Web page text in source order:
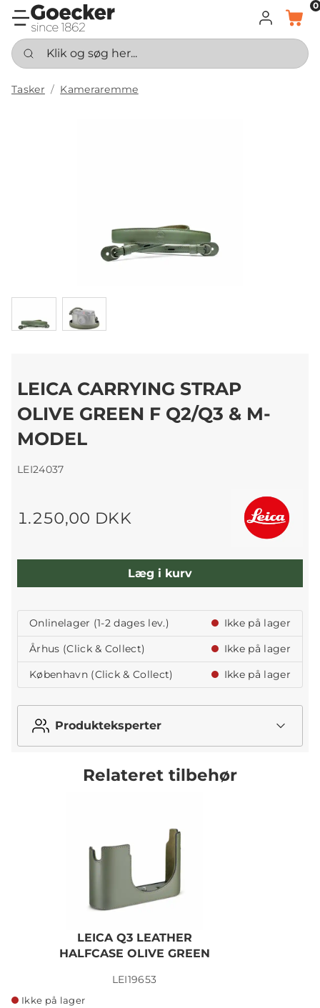
LOG INDKURV
0
Klik og søg her...
Tasker Kameraremme
LEICA CARRYING STRAP
OLIVE GREEN F Q2/Q3 & M-
MODEL
LEI24037
1.250,00 DKK
Læg i kurv
Onlinelager (1-2 dages lev.)
Ikke på lager
Århus (Click & Collect)
Ikke på lager
København (Click & Collect)
Ikke på lager
Produkteksperter
Relateret tilbehør
LEICA Q3 LEATHER
HALFCASE OLIVE GREEN
LEI19653
Ikke på lager